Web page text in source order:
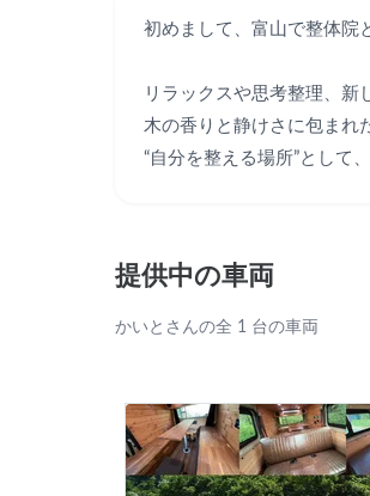
初めまして、富山で整体院
リラックスや思考整理、新
木の香りと静けさに包まれ
“自分を整える場所”として
提供中の車両
かいとさんの全 1 台の車両